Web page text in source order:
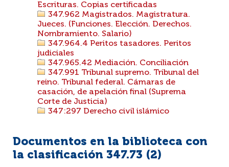
Escrituras. Copias certificadas
347.962 Magistrados. Magistratura.
Jueces. (Funciones. Elección. Derechos.
Nombramiento. Salario)
347.964.4 Peritos tasadores. Peritos
judiciales
347.965.42 Mediación. Conciliación
347.991 Tribunal supremo. Tribunal del
reino. Tribunal federal. Cámaras de
casación, de apelación final (Suprema
Corte de Justicia)
347:297 Derecho civil islámico
Documentos en la biblioteca con
la clasificación 347.73 (2)